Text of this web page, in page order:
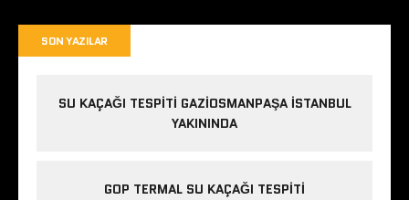
SON YAZILAR
SU KAÇAĞI TESPITI GAZIOSMANPAŞA ISTANBUL
YAKININDA
GOP TERMAL SU KAÇAĞI TESPITI